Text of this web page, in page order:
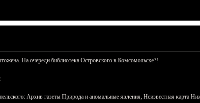
На очереди библиотека Островского в Комсомольске?!
Архив газеты Природа и аномальные явления, Неизвестная карта